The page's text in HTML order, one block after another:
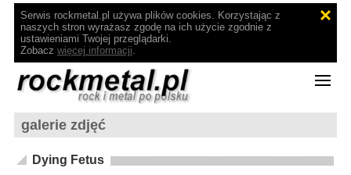
Serwis rockmetal.pl używa plików cookies. Korzystając z
naszych stron wyrażasz zgodę na ich użycie zgodnie z
ustawieniami Twojej przeglądarki.
Zobacz więcej informacji.
galerie zdjęć
Dying Fetus